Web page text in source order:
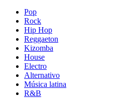
Pop
Rock
Hip Hop
Reggaeton
Kizomba
House
Electro
Alternativo
Música latina
R&B